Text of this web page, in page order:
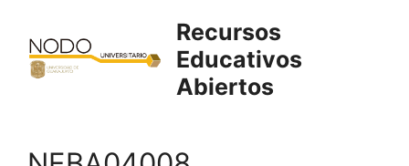
contenido
Recursos
Educativos
Abiertos